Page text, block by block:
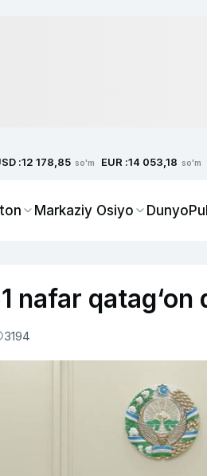
:12 178,85 so'm EUR :14 053,18 so'm
Markaziy Osiyo DunyoPul
nafar
3194